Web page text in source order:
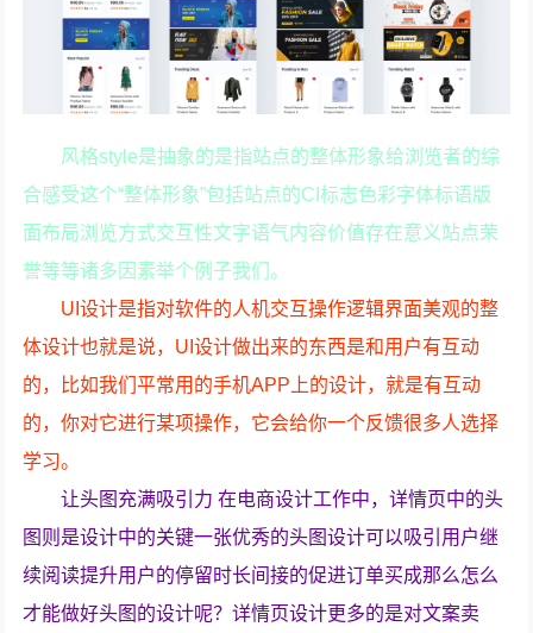
风格style是抽象的是指站点的整体形象给浏览者的综
合感受这个“整体形象”包括站点的CI标志色彩字体标语版
面布局浏览方式交互性文字语气内容价值存在意义站点荣
誉等等诸多因素举个例子我们。
UI设计是指对软件的人机交互操作逻辑界面美观的整
体设计也就是说，UI设计做出来的东西是和用户有互动
的，比如我们平常用的手机APP上的设计，就是有互动
的，你对它进行某项操作，它会给你一个反馈很多人选择
学习。
让头图充满吸引力 在电商设计工作中，详情页中的头
图则是设计中的关键一张优秀的头图设计可以吸引用户继
续阅读提升用户的停留时长间接的促进订单买成那么怎么
才能做好头图的设计呢？详情页设计更多的是对文案卖